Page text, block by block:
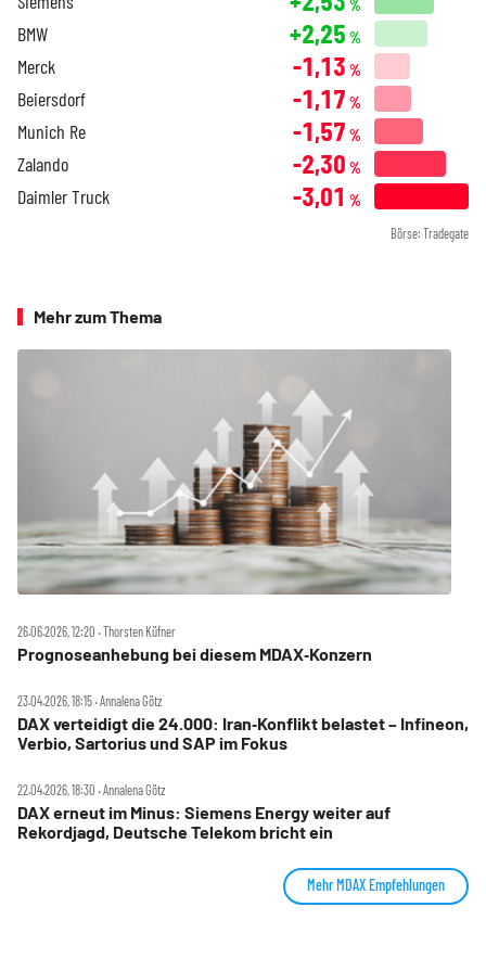
%
BMW +2,25 %
Merck -1,13 %
Beiersdorf -1,17 %
Munich Re -1,57 %
Zalando -2,30 %
Daimler Truck -3,01 %
Börse: Tradegate
Mehr zum Thema
26.06.2026, 12:20 ‧ Thorsten Küfner
Prognoseanhebung bei diesem MDAX‑Konzern
23.04.2026, 18:15 ‧ Annalena Götz
DAX verteidigt die 24.000: Iran‑Konflikt belastet – Infineon,
Verbio, Sartorius und SAP im Fokus
22.04.2026, 18:30 ‧ Annalena Götz
DAX erneut im Minus: Siemens Energy weiter auf
Rekordjagd, Deutsche Telekom bricht ein
Mehr MDAX Empfehlungen